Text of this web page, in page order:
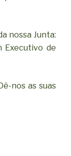
nossa Junta:
Executivo de
nos as suas